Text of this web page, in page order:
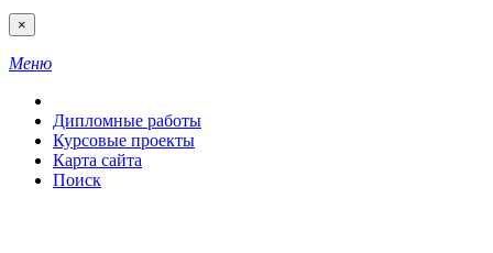
×
Меню
Дипломные работы
Курсовые проекты
Карта сайта
Поиск